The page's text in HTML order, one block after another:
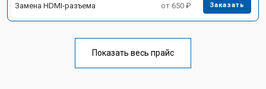
Замена HDMI-разъема от 650 ₽ Заказать
Показать весь прайс